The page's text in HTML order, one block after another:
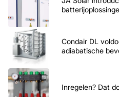
Condair DL
adiabatische
Inregelen? Dat